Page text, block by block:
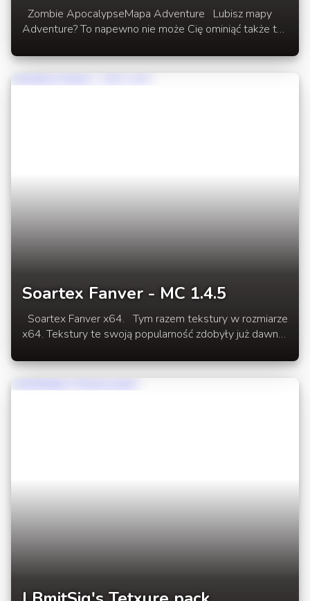
Zombie ApocalypseMapa Adventure Lubisz mapy
Adventure? To napewno nie może Cię ominiąć także ta
przez MCFRArchitect. W rozwinięciu newsa mapa,
tekstur pack, opis mapy oraz wymagania.
Soartex Fanver - MC 1.4.5
Soartex Fanver x64. Tym razem tekstury w rozmiarze
x64. Tekstury te swoją popularność zdobyły już dawno
dostępna w rozwinięciu newsa.